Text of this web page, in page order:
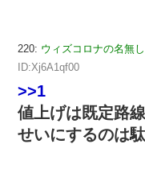
220: ウィズコロナの名無
ID:Xj6A1qf00
>>1
値上げは既定路
せいにするのは